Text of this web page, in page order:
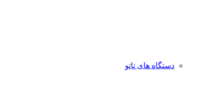
دستگاه های تاتو